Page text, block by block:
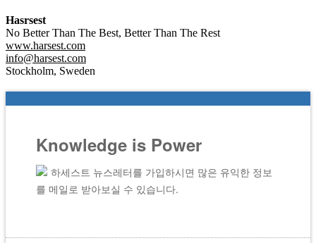
Hasrsest
No Better Than The Best, Better Than The Rest
www.harsest.com
info@harsest.com
Stockholm, Sweden
Knowledge is Power
하세스트 뉴스레터를 가입하시면 많은 유익한 정보
를 메일로 받아보실 수 있습니다.